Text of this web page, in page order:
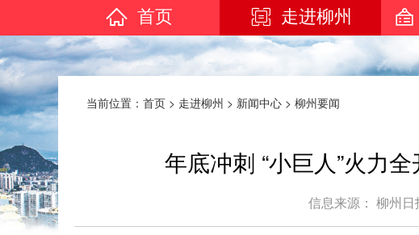
首页 走进柳州
当前位置： 首页 > 走进柳州 > 新闻中心 > 柳州要闻
年底冲刺 “小巨人”火力
信息来源： 柳州日